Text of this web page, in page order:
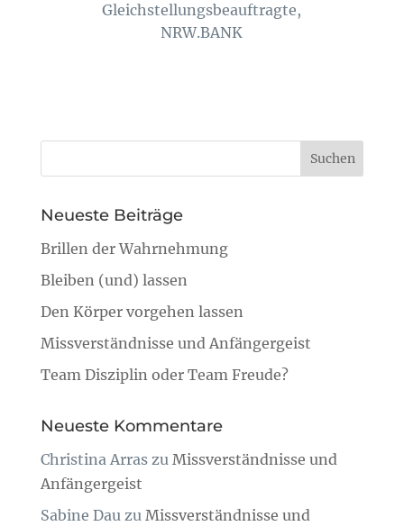
Gleichstellungsbeauftragte,
NRW.BANK
Neueste Beiträge
Brillen der Wahrnehmung
Bleiben (und) lassen
Den Körper vorgehen lassen
Missverständnisse und Anfängergeist
Team Disziplin oder Team Freude?
Neueste Kommentare
Christina Arraszu Missverständnisse und
Anfängergeist
Sabine Dauzu Missverständnisse und